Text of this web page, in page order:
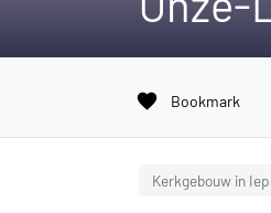
favorite Bookmark
Kerkgebouw in